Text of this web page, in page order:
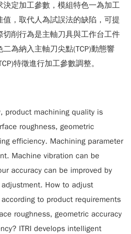
決定加工參數，模組特色一為加工
，取代人為試誤法的缺陷，可提
切削行為是主軸刀具與工作台工件
為納入主軸刀尖點(TCP)動態響
特徵進行加工參數調整。
product machining quality is
roughness, geometric
efficiency. Machining parameter
Machine vibration can be
accuracy can be improved by
How to adjust
to product requirements
roughness, geometric accuracy
ITRI develops intelligent